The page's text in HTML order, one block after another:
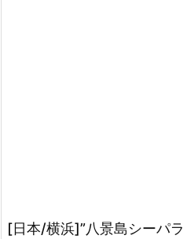
[日本/横浜]”八景島シーパ